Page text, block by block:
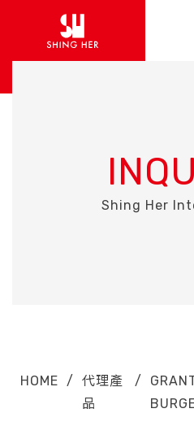
Shing Her
HOME /
代理產
品
/